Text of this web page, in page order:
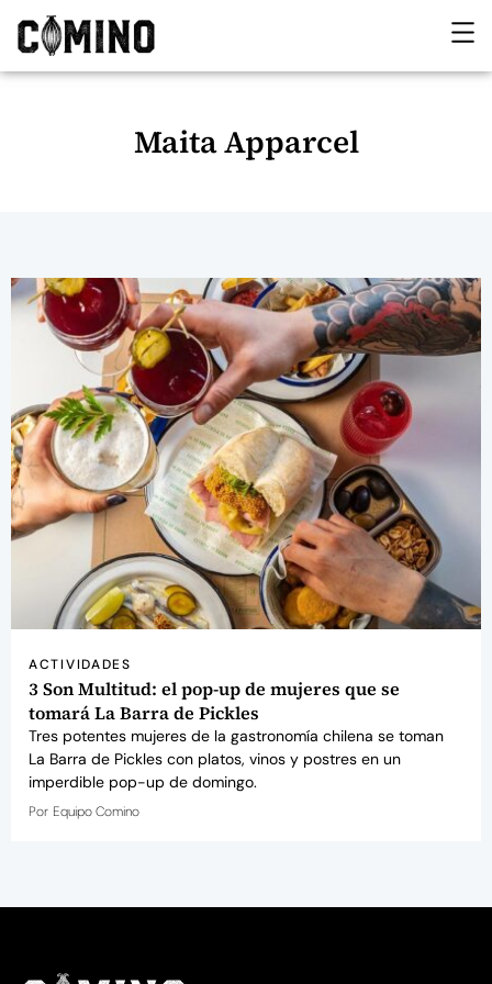
Maita Apparcel
ACTIVIDADES
3 Son Multitud: el pop-up de mujeres que se
tomará La Barra de Pickles
Tres potentes mujeres de la gastronomía chilena se toman
La Barra de Pickles con platos, vinos y postres en un
imperdible pop-up de domingo.
Por Equipo Comino